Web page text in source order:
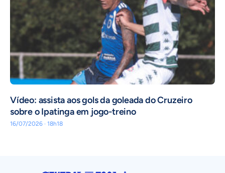
Vídeo: assista aos gols da goleada do Cruzeiro
sobre o Ipatinga em jogo-treino
16/07/2026 · 18h18